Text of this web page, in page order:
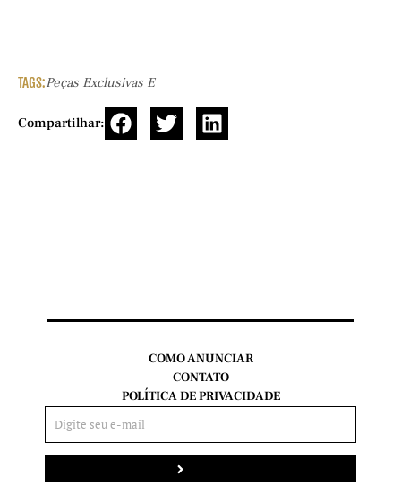
TAGS:Peças Exclusivas E
Compartilhar:
COMO ANUNCIAR
CONTATO
POLÍTICA DE PRIVACIDADE